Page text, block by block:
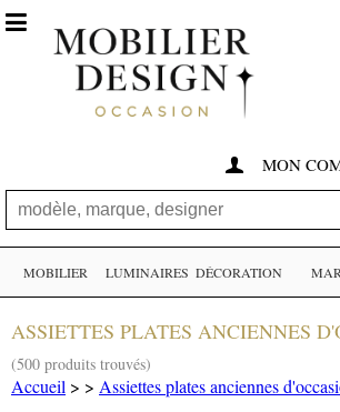
 MON

MOBILIER LUMINAIRES DÉCORATION
ASSIETTES PLATES ANCIENNES
(500 produits trouvés)
Accueil > > Assiettes plates anciennes